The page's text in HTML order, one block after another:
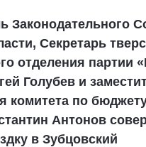
Законодательного
Секретарь
отделения партии
Голубев и
комитета по
Антонов
в Зубцовский